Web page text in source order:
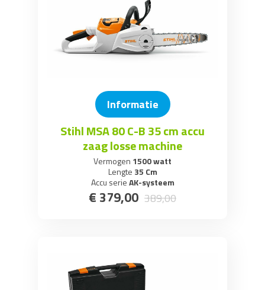
Informatie
Stihl MSA 80 C-B 35 cm accu
zaag losse machine
Vermogen 1500 watt
Lengte 35 Cm
Accu serieAK-systeem
€ 379,00 389,00